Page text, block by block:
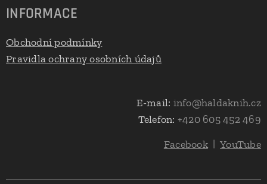
INFORMACE
Obchodní podmínky
Pravidla ochrany osobních údajů
E-mail: info@haldaknih.cz
Telefon: +420 605 452 469
Facebook|YouTube